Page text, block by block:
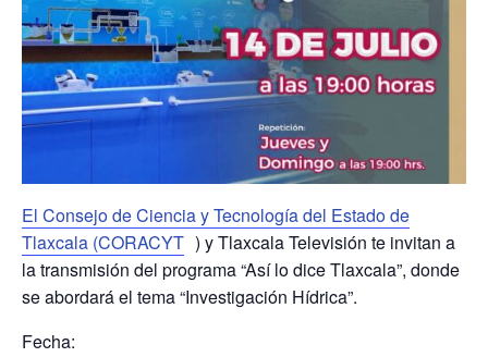
El Consejo de Ciencia y Tecnología del Estado de
Tlaxcala (CORACYT ) yTlaxcala Televisión te invitan a
la transmisión del programa“Así lo dice Tlaxcala”, donde
se abordará el tema“Investigación Hídrica”.
Fecha: